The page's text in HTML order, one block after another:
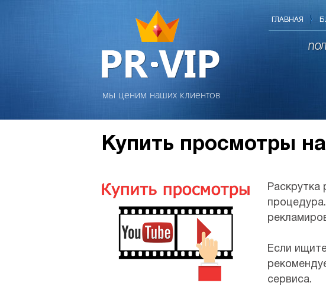
мы ценим наших клиентов
ГЛАВНАЯ
Купить просмотры
Раскрутка
Если
сервиса.